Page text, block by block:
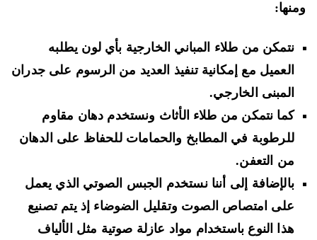
نتمكن من طلاء المباني الخارجية بأي لون يطلبه
العميل مع إمكانية تنفيذ العديد من الرسوم على جدران
المبنى الخارجي.
كما نتمكن من طلاء الأثاث ونستخدم دهان مقاوم
للرطوبة في المطابخ والحمامات للحفاظ على الدهان
من التعفن.
بالإضافة إلى أننا نستخدم الجبس الصوتي الذي يعمل
على امتصاص الصوت وتقليل الضوضاء إذ يتم تصنيع
هذا النوع باستخدام مواد عازلة صوتية مثل الألياف